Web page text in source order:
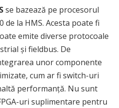
se bazează pe procesorul
de la HMS. Acesta poate fi
emite diverse protocoale
și fieldbus. De
unor componente
cum ar fi switch-uri
performanță. Nu sunt
uri suplimentare pentru